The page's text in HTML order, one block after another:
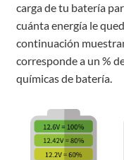
carga de tu batería
cuánta energía le
continuación
corresponde a un %
químicas de batería.